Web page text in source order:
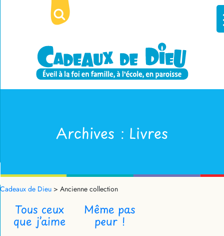
Archives : Livres
Cadeaux de Dieu > Ancienne collection
Tous ceux
que j’aime
Même pas
peur !